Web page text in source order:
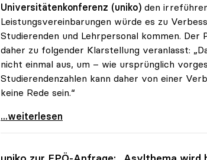
Universitätenkonferenz (uniko) den
Leistungsvereinbarungen würde es zu
Studierenden und Lehrpersonal kommen.
daher zu folgender Klarstellung veranlasst:
nicht einmal aus, um – wie ursprünglich
Studierendenzahlen kann daher von einer
keine Rede sein.“
Schmidinger: „Von besseren
...weiterlesen